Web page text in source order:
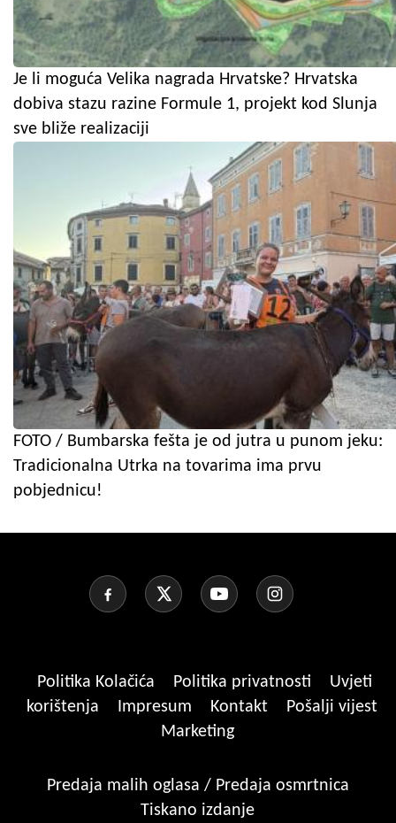
Je li moguća Velika nagrada Hrvatske? Hrvatska
dobiva stazu razine Formule 1, projekt kod Slunja
sve bliže realizaciji
FOTO / Bumbarska fešta je od jutra u punom jeku:
Tradicionalna Utrka na tovarima ima prvu
pobjednicu!
Politika Kolačića Politika privatnosti
Uvjeti
korištenja
Impresum Kontakt
Pošalji vijest
Marketing
Predaja malih oglasa / Predaja osmrtnica
Tiskano izdanje